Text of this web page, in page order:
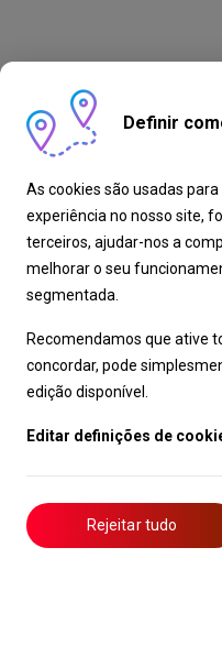
Definir
As cookies são usadas
experiência no nosso site,
terceiros, ajudar-nos a
melhorar o seu
segmentada.
Recomendamos que ative
concordar, pode
edição disponível.
Editar definições de
Rejeitar tudo